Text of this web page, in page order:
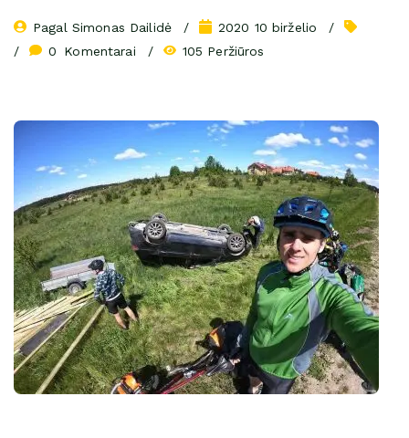
Pagal Simonas Dailidė
2020 10 birželio
0
Komentarai 105 Peržiūros